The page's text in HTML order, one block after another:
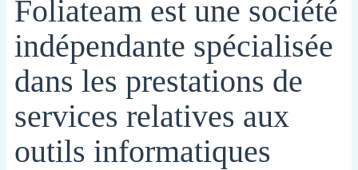
Foliateam est une société
indépendante spécialisée
dans les prestations de
services relatives aux
outils informatiques